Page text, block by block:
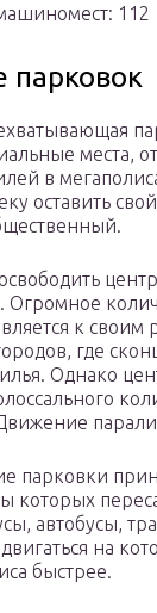
112
парковок
места,
в
оставить
Огромное
к своим
где
Однако
парковки
которых
автобусы,
на
быстрее.